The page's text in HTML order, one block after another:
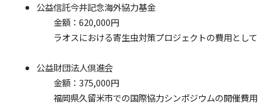
公益信託今井記念海外協力基金
金額：620,000円
ラオスにおける寄生虫対策プロジェクトの費用として
公益財団法人倶進会
金額：375,000円
福岡県久留米市での国際協力シンポジウムの開催費用